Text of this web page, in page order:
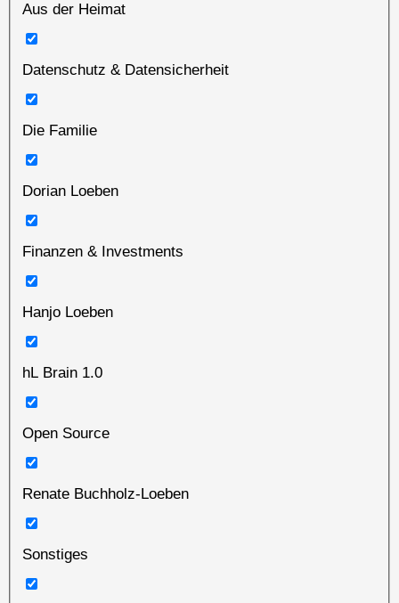
Aus der Heimat
Datenschutz & Datensicherheit
Die Familie
Dorian Loeben
Finanzen & Investments
Hanjo Loeben
hL Brain 1.0
Open Source
Renate Buchholz-Loeben
Sonstiges